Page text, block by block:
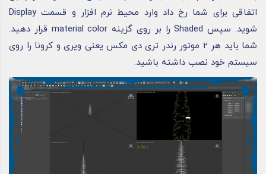
اتفاقی برای شما رخ داد وارد محیط نرم‌ افزار و قسمت Display
شوید. سپس Shaded را بر روی گزینه material color قرار دهید.
شما باید هر 2 موتور رندر تری دی مکس یعنی ویری و کرونا را روی
سیستم خود نصب داشته باشید.